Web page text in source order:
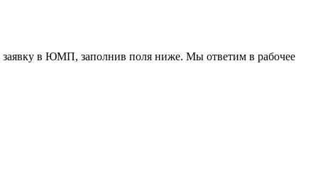
в ЮМП, заполнив поля ниже. Mы ответим в рабочее